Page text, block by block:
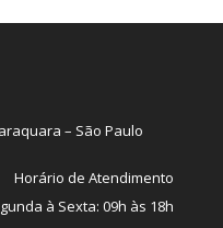
– São Paulo
Horário de Atendimento
à Sexta: 09h às 18h